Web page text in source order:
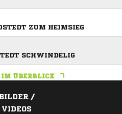
ZUM HEIMSIEG
SCHWINDELIG
ÜBERBLICK
BILDER /
VIDEOS